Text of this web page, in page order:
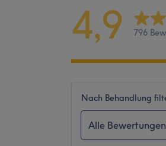
4,9 796
Nach Behandlung
Alle Bewertungen